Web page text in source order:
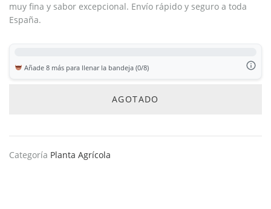
muy fina y sabor excepcional. Envío rápido y seguro a toda
España.
Añade 8 más para llenar la bandeja (0/8)
AGOTADO
Categoría Planta Agrícola